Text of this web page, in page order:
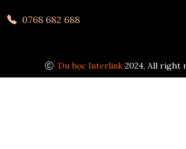
0768 682 688
Du học Interlink 2024, All right